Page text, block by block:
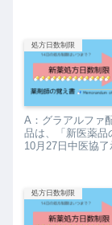
処方日数制限
A：グラアルファ
品は、「新医薬品
10月27日中医協
処方日数制限